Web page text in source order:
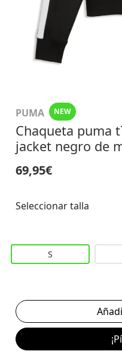
PUMA NEW
Chaqueta puma
jacket negro de
69,95€
Seleccionar talla
S